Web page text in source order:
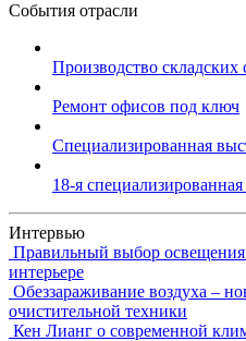
События отрасли
Производство складских
Ремонт офисов под ключ
Специализированная
18-я
Интервью
Правильный выбор
интерьере
Обеззараживание воздуха –
очистительной техники
Кен Лианг о современной